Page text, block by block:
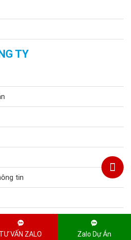
TY
tin
All Rights Reserved
TƯ VẤN ZALO Zalo Dự Án